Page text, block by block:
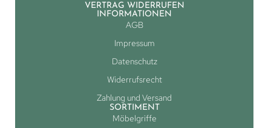
VERTRAG WIDERRUFEN
INFORMATIONEN
AGB
Impressum
Datenschutz
Widerrufsrecht
Zahlung und Versand
SORTIMENT
Möbelgriffe